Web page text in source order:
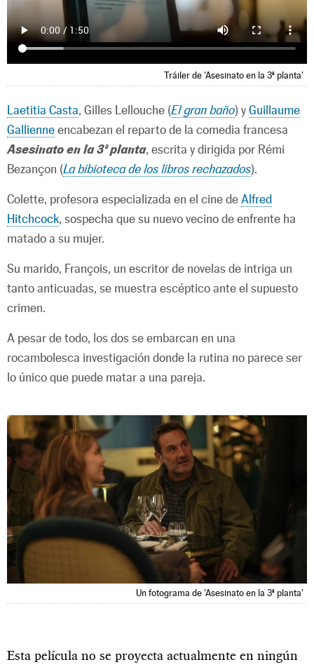
Tráiler de 'Asesinato en la 3ª planta'
Laetitia Casta, Gilles Lellouche (El gran baño) y Guillaume
Gallienne encabezan el reparto de la comedia francesa
Asesinato en la 3ª planta, escrita y dirigida por Rémi
Bezançon (La bibioteca de los libros rechazados).
Colette, profesora especializada en el cine de Alfred
Hitchcock, sospecha que su nuevo vecino de enfrente ha
matado a su mujer.
Su marido, François, un escritor de novelas de intriga un
tanto anticuadas, se muestra escéptico ante el supuesto
crimen.
A pesar de todo, los dos se embarcan en una
rocambolesca investigación donde la rutina no parece ser
lo único que puede matar a una pareja.
Un fotograma de 'Asesinato en la 3ª planta'
Esta película no se proyecta actualmente en ningún